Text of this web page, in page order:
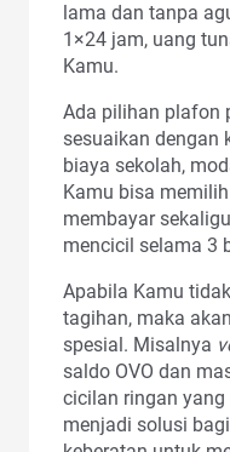
lama dan tanpa
1×24 jam, uang
Kamu.
Ada pilihan plafon
sesuaikan dengan
biaya sekolah,
Kamu bisa
membayar
mencicil selama 3
Apabila Kamu
tagihan, maka
spesial. Misalnya
saldo OVO dan
cicilan ringan
menjadi solusi